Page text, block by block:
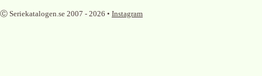
Ⓒ Seriekatalogen.se 2007 - 2026 • Instagram